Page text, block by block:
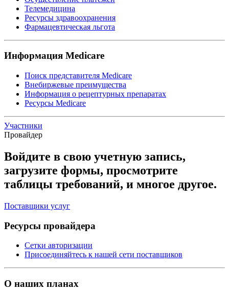
Телемедицина
Ресурсы здравоохранения
Фармацевтическая льгота
Информация Medicare
Поиск представителя Medicare
Внебиржевые преимущества
Информация о рецептурных препаратах
Ресурсы Medicare
Участники
Провайдер
Войдите в свою учетную запись,
загрузите формы, просмотрите
таблицы требований, и многое другое.
Поставщики услуг
Ресурсы провайдера
Сетки авторизации
Присоединяйтесь к нашей сети поставщиков
О наших планах